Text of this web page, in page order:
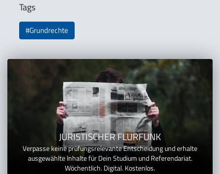
Tags
#Grundrechte
JURISTISCHER FLURFUNK
Verpasse keine prüfungsrelevante Entscheidung und erhalte
ausgewählte Inhalte für Dein Studium und Referendariat.
Wöchentlich. Digital. Kostenlos.